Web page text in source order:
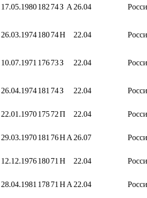
17.05.1980182 74З А 26.04
26.03.197418074Н 22.04
10.07.1971 17673З 22.04
26.04.1974181 74З 22.04
22.01.197017572П 22.04
29.03.1970181 76Н А 26.07
12.12.197618071 Н 22.04
28.04.1981 17871 Н А 22.04